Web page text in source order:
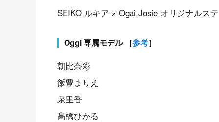
SEIKO ルキア × Ogai Josie オリジナルス
Oggi 専属モデル ［参考］
朝比奈彩
飯豊まりえ
泉里香
髙橋ひかる